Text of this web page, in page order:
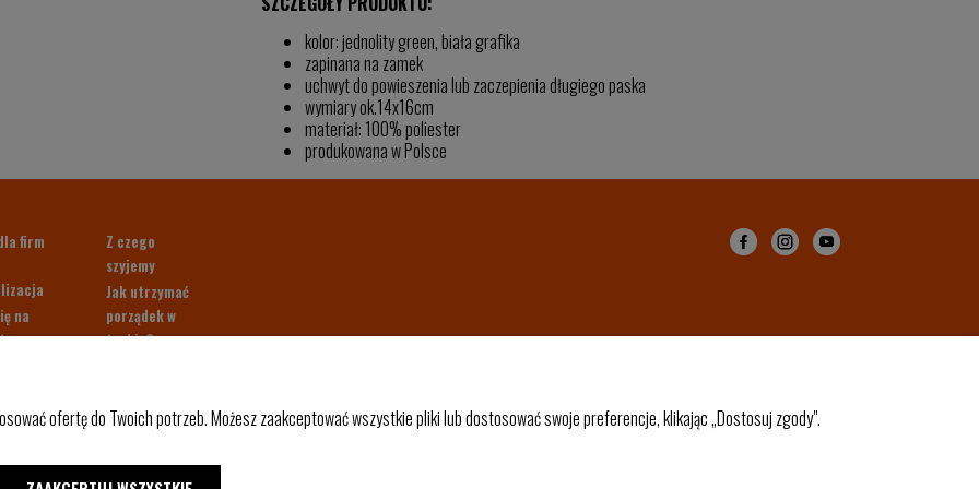
kolor: jednolity green, biała grafika
zapinana na zamek
uchwyt do powieszenia lub zaczepienia długiego paska
wymiary ok.14x16cm
materiał: 100% poliester
produkowana w Polsce
firm
na
Z czego
szyjemy
Jak utrzymać
porządek w
torbie?
plecak do
Shaka
ofertę do Twoich potrzeb. Możesz zaakceptować wszystkie pliki lub dostosować swoje preferencje, klikając „Dostosuj zgody".